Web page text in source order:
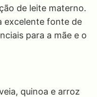
de leite materno.
excelente fonte de
para a mãe e o
quinoa e arroz